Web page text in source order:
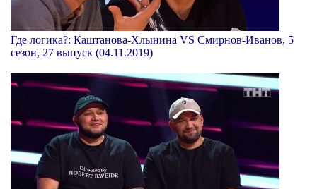
Где логика?: Каштанова-Хлынина VS Смирнов-Иванов, 5
сезон, 27 выпуск (04.11.2019)